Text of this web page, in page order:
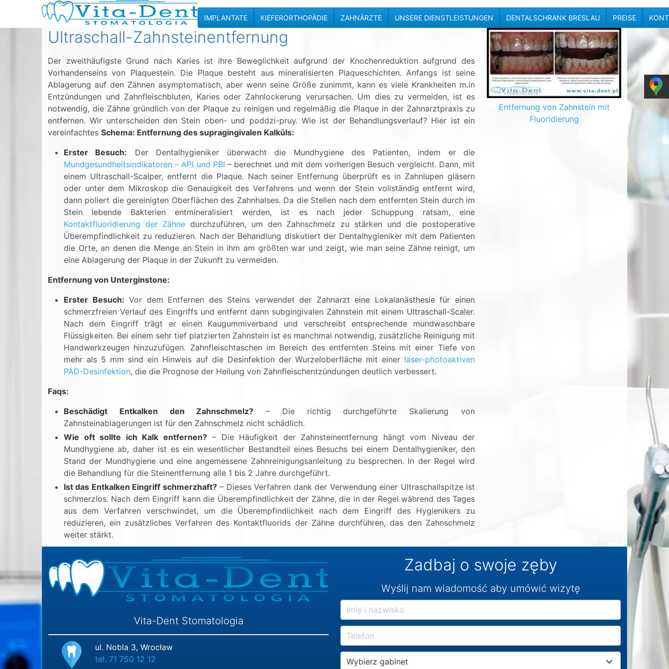
IMPLANTATE KIEFERORTHOPÄDIE ZAHNÄRZTE UNSERE DIENSTLEISTUNGEN DENTALSCHRANK BRESLAU PREISE
Ultraschall-Zahnsteinentfernung
Der zweithäufigste Grund nach Karies ist ihre Beweglichkeit aufgrund der Knochenreduktion aufgrund des
Vorhandenseins von Plaquestein. Die Plaque besteht aus mineralisierten Plaqueschichten. Anfangs ist seine
Ablagerung auf den Zähnen asymptomatisch, aber wenn seine Größe zunimmt, kann es viele Krankheiten m.in
Entzündungen und Zahnfleischbluten, Karies oder Zahnlockerung verursachen. Um dies zu vermeiden, ist es
notwendig, die Zähne gründlich von der Plaque zu reinigen und regelmäßig die Plaque in der Zahnarztpraxis zu
entfernen. Wir unterscheiden den Stein oben- und poddzi-pruy. Wie ist der Behandlungsverlauf? Hier ist ein
vereinfachtes Schema: Entfernung des supragingivalen Kalküls:
Erster Besuch: Der Dentalhygieniker überwacht die Mundhygiene des Patienten, indem er die
Mundgesundheitsindikatoren – API und PBI– berechnet und mit dem vorherigen Besuch vergleicht. Dann, mit
einem Ultraschall-Scalper, entfernt die Plaque. Nach seiner Entfernung überprüft es in Zahnlupen gläsern
oder unter dem Mikroskop die Genauigkeit des Verfahrens und wenn der Stein vollständig entfernt wird,
dann poliert die gereinigten Oberflächen des Zahnhalses. Da die Stellen nach dem entfernten Stein durch im
Stein lebende Bakterien entmineralisiert werden, ist es nach jeder Schuppung ratsam, eine
Kontaktfluoridierung der Zähne durchzuführen, um den Zahnschmelz zu stärken und die postoperative
Überempfindlichkeit zu reduzieren. Nach der Behandlung diskutiert der Dentalhygieniker mit dem Patienten
die Orte, an denen die Menge an Stein in ihm am größten war und zeigt, wie man seine Zähne reinigt, um
eine Ablagerung der Plaque in der Zukunft zu vermeiden.
Entfernung von Unterginstone:
Erster Besuch: Vor dem Entfernen des Steins verwendet der Zahnarzt eine Lokalanästhesie für einen
schmerzfreien Verlauf des Eingriffs und entfernt dann subgingivalen Zahnstein mit einem Ultraschall-Scaler.
Nach dem Eingriff trägt er einen Kaugummiverband und verschreibt entsprechende mundwaschbare
Flüssigkeiten. Bei einem sehr tief platzierten Zahnstein ist es manchmal notwendig, zusätzliche Reinigung mit
Handwerkzeugen hinzuzufügen. Zahnfleischtaschen im Bereich des entfernten Steins mit einer Tiefe von
mehr als 5 mm sind ein Hinweis auf die Desinfektion der Wurzeloberfläche mit einer laser-photoaktiven
PAD-Desinfektion, die die Prognose der Heilung von Zahnfleischentzündungen deutlich verbessert.
Faqs:
Beschädigt Entkalken den Zahnschmelz? – Die richtig durchgeführte Skalierung von
Zahnsteinablagerungen ist für den Zahnschmelz nicht schädlich.
Wie oft sollte ich Kalk entfernen?– Die Häufigkeit der Zahnsteinentfernung hängt vom Niveau der
Mundhygiene ab, daher ist es ein wesentlicher Bestandteil eines Besuchs bei einem Dentalhygieniker, den
Stand der Mundhygiene und eine angemessene Zahnreinigungsanleitung zu besprechen. In der Regel wird
die Behandlung für die Steinentfernung alle 1 bis 2 Jahre durchgeführt.
Ist das Entkalken Eingriff schmerzhaft?– Dieses Verfahren dank der Verwendung einer Ultraschallspitze ist
schmerzlos. Nach dem Eingriff kann die Überempfindlichkeit der Zähne, die in der Regel während des Tages
aus dem Verfahren verschwindet, um die Überempfindlichkeit nach dem Eingriff des Hygienikers zu
reduzieren, ein zusätzliches Verfahren des Kontaktfluorids der Zähne durchführen, das den Zahnschmelz
weiter stärkt.
Entfernung von Zahnstein mit
Fluoridierung
Vita-Dent Stomatologia
ul. Nobla 3, Wrocław
tel. 71 750 12 12
Zadbaj o swoje zęby
Wyślij nam wiadomość aby umówić wizytę